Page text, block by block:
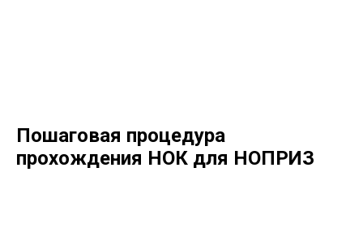
Пошаговая процедура
прохождения НОК для НОПРИЗ